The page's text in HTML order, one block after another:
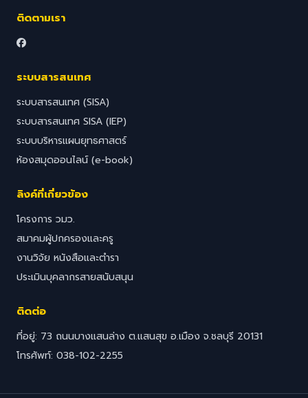
ติดตามเรา
ระบบสารสนเทศ
ระบบสารสนเทศ (SISA)
ระบบสารสนเทศ SISA (IEP)
ระบบบริหารแผนยุทธศาสตร์
ห้องสมุดออนไลน์ (e-book)
ลิงค์ที่เกี่ยวข้อง
โครงการ วมว.
สมาคมผู้ปกครองและครู
งานวิจัย หนังสือและตำรา
ประเมินบุคลากรสายสนับสนุน
ติดต่อ
ที่อยู่: 73 ถนนบางแสนล่าง ต.แสนสุข อ.เมือง จ.ชลบุรี 20131
โทรศัพท์: 038-102-2255